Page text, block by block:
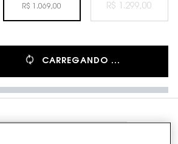
Selected
R$ 1.069,00
, 2 of 3 Selected
The
R$ 1.299,00
, 3 of 3
CARREGANDO ...